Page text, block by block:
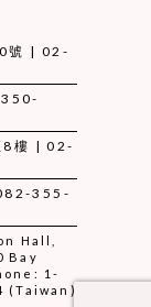
號 | 02-
8樓 | 02-
355-
Hall,
Bay
1-
(Taiwan)